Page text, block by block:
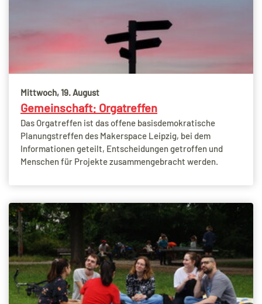
Mittwoch, 19. August
Gemeinschaft: Orgatreffen
Das Orgatreffen ist das offene basisdemokratische
Planungstreffen des Makerspace Leipzig, bei dem
Informationen geteilt, Entscheidungen getroffen und
Menschen für Projekte zusammengebracht werden.